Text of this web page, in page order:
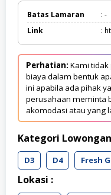
Batas Lamaran
: -
Link
:
Perhatian: Kami
biaya dalam bentuk
ini apabila ada pihak
perusahaan meminta
akomodasi atau yang
Kategori
D3 D4 Fresh
Lokasi :